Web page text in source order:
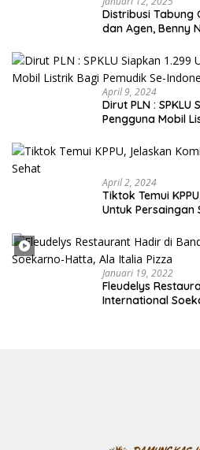
Distribusi Tabung
dan Agen, Benny
Pengawasan
April 9, 2024
Dirut PLN : SPKLU
Pengguna Mobil
April 2, 2024
Tiktok Temui
Untuk Persaingan
Januari 19, 2022
Fleudelys
International